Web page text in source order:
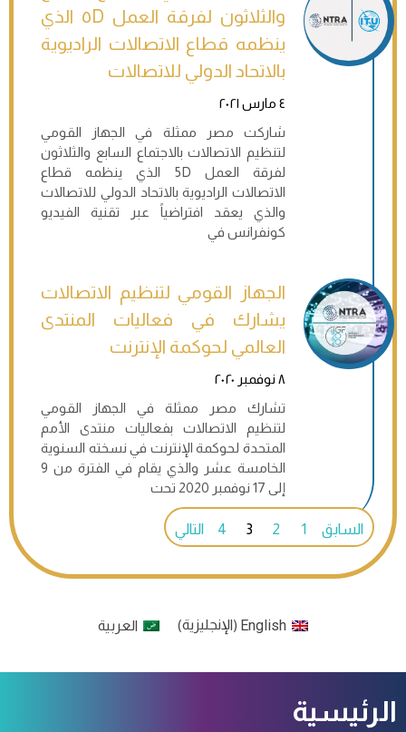
والثلاثون لفرقة العمل ٥D الذي
ينظمه قطاع الاتصالات الراديوية
بالاتحاد الدولي للاتصالات
٤ مارس ٢٠٢١
شاركت مصر ممثلة في الجهاز القومي
لتنظيم الاتصالات بالاجتماع السابع والثلاثون
لفرقة العمل 5D الذي ينظمه قطاع
الاتصالات الراديوية بالاتحاد الدولي للاتصالات
والذي يعقد افتراضياً عبر تقنية الفيديو
كونفرانس في
الجهاز القومي لتنظيم الاتصالات
يشارك في فعاليات المنتدى
العالمي لحوكمة الإنترنت
٨ نوفمبر ٢٠٢٠
تشارك مصر ممثلة في الجهاز القومي
لتنظيم الاتصالات بفعاليات منتدى الأمم
المتحدة لحوكمة الإنترنت في نسخته السنوية
الخامسة عشر والذي يقام في الفترة من 9
إلى 17 نوفمبر 2020 تحت
السابق 1
2
3
4 التالي
English
(الإنجليزية) العربية
الرئيسية